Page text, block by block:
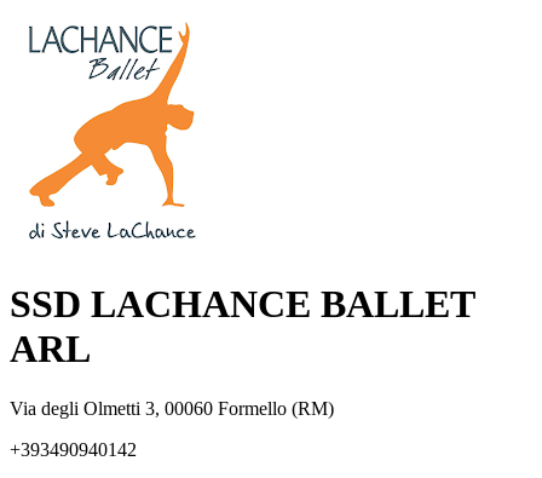
SSD LACHANCE BALLET
ARL
Via degli Olmetti 3, 00060 Formello (RM)
+393490940142